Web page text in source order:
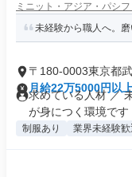
ミニット・アジア・パシ
未経験から職人へ。
〒180-0003東京都
月給22万5000円以上
求めている人材 ／
が身につく環境です
制服あり 業界未経験歓